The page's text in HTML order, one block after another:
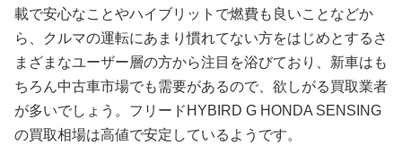
載で安心なことやハイブリットで燃費も良いことなどか
ら、クルマの運転にあまり慣れてない方をはじめとするさ
まざまなユーザー層の方から注目を浴びており、新車はも
ちろん中古車市場でも需要があるので、欲しがる買取業者
が多いでしょう。フリードHYBIRD G HONDA SENSING
の買取相場は高値で安定しているようです。